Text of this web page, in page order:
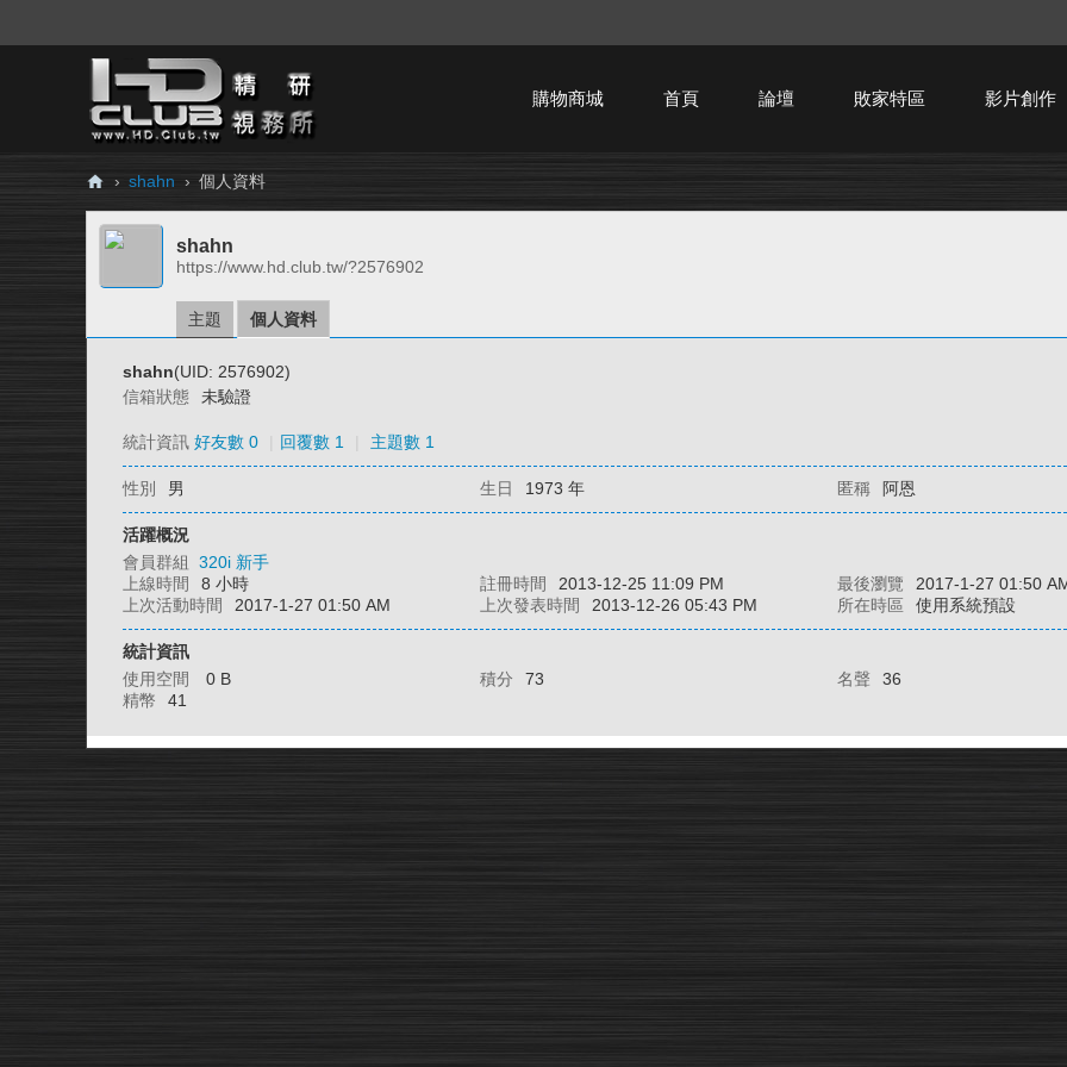
購物商城 首頁 論壇 敗家特區 影片創作
H
Cl
› shahn › 個人資料
shahn
https://www.hd.club.tw/?2576902
主題 個人資料
shahn(UID: 2576902)
信箱狀態
未驗證
統計資訊 好友數 0 回覆數 1 主題數 1
性別 男 生日 1973 年 匿稱 阿恩
活躍概況
會員群組 320i 新手
上線時間
8 小時 註冊時間 2013-12-25 11:09 PM 最後瀏覽
2017-1-27 01:50
上次活動時間
2017-1-27 01:50 AM 上次發表時間 2013-12-26 05:43 PM 所在時區 使用系統預設
統計資訊
使用空間
0 B 積分 73 名聲
36
精幣
41